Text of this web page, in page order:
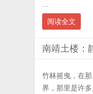
阅读全文
南靖土楼：
竹林摇曳，在
界，那里是许